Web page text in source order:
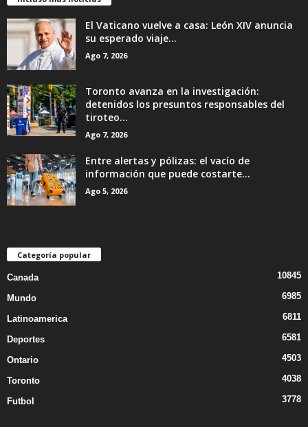
El Vaticano vuelve a casa: León XIV anuncia
su esperado viaje...
Ago 7, 2026
Toronto avanza en la investigación:
detenidos los presuntos responsables del
tiroteo...
Ago 7, 2026
Entre alertas y pólizas: el vacío de
información que puede costarte...
Ago 5, 2026
Categoría popular
Canada 10845
Mundo 6985
Latinoamerica 6811
Deportes 6581
Ontario 4503
Toronto 4038
Futbol 3778